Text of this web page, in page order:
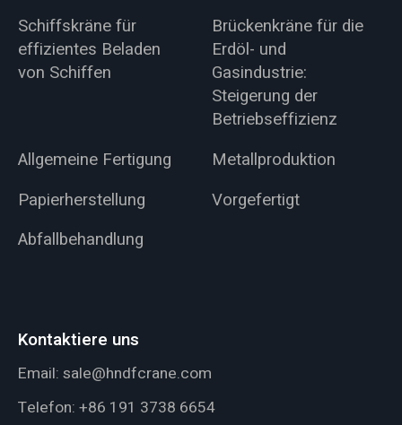
Schiffskräne für
effizientes Beladen
von Schiffen
Brückenkräne für die
Erdöl- und
Gasindustrie:
Steigerung der
Betriebseffizienz
Allgemeine Fertigung
Metallproduktion
Papierherstellung
Vorgefertigt
Abfallbehandlung
Kontaktiere uns
Email: sale@hndfcrane.com
Telefon: +86 191 3738 6654